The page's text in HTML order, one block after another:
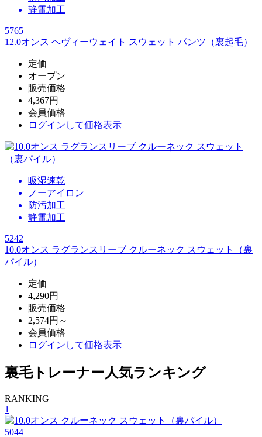
静電加工
5765
12.0オンス ヘヴィーウェイト スウェット パンツ（裏起毛）
定価
オープン
販売価格
4,367円
会員価格
ログイン して価格表示
吸湿速乾
ノーアイロン
防汚加工
静電加工
5242
10.0オンス ラグランスリーブ クルーネック スウェット（裏
パイル）
定価
4,290円
販売価格
2,574円～
会員価格
ログイン して価格表示
裏毛トレーナー人気ランキング
RANKING
1
5044